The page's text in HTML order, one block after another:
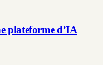
plateforme d’IA